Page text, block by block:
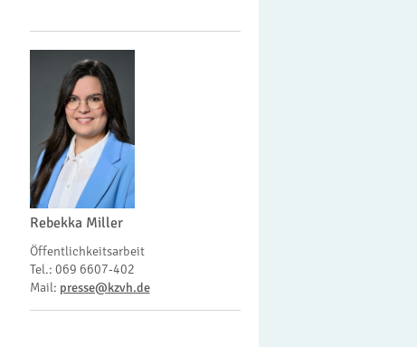
Rebekka Miller
Öffentlichkeitsarbeit
Tel.: 069 6607-402
Mail: presse@kzvh.de